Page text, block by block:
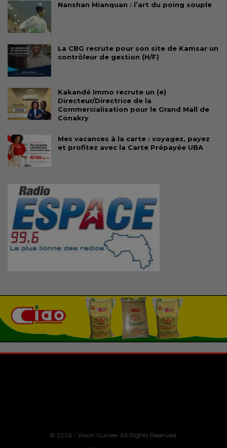
Nanshan Mianquan : l’art du poing souple
La CBG recrute pour son site de Kamsar un
contrôleur de gestion (H/F)
Kakandé Immo recrute un (e)
Directeur/Directrice de la
Commercialisation pour le Grand Mall de
Conakry
Mes vacances à la carte : voyagez, payez
et profitez avec la Carte Prépayée UBA
© 2026 - Vision Guinee. All Rights Reserved.